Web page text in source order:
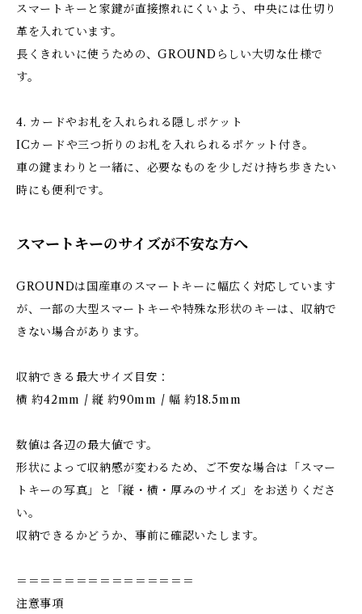
スマートキーと家鍵が直接擦れにくいよう、中央には仕切り
革を入れています。
長くきれいに使うための、GROUNDらしい大切な仕様で
す。
4. カードやお札を入れられる隠しポケット
ICカードや三つ折りのお札を入れられるポケット付き。
車の鍵まわりと一緒に、必要なものを少しだけ持ち歩きたい
時にも便利です。
スマートキーのサイズが不安な方へ
GROUNDは国産車のスマートキーに幅広く対応しています
が、一部の大型スマートキーや特殊な形状のキーは、収納で
きない場合があります。
収納できる最大サイズ目安：
横 約42mm / 縦 約90mm / 幅 約18.5mm
数値は各辺の最大値です。
形状によって収納感が変わるため、ご不安な場合は「スマー
トキーの写真」と「縦・横・厚みのサイズ」をお送りくださ
い。
収納できるかどうか、事前に確認いたします。
＝＝＝＝＝＝＝＝＝＝＝＝＝＝＝
注意事項